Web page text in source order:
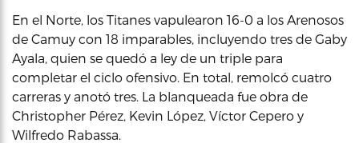
En el Norte, los Titanes vapulearon 16-0 a los Arenosos
de Camuy con 18 imparables, incluyendo tres de Gaby
Ayala, quien se quedó a ley de un triple para
completar el ciclo ofensivo. En total, remolcó cuatro
carreras y anotó tres. La blanqueada fue obra de
Christopher Pérez, Kevin López, Víctor Cepero y
Wilfredo Rabassa.